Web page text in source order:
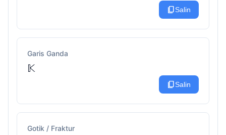
content_copySalin
Garis Ganda
𝕂
content_copySalin
Gotik / Fraktur